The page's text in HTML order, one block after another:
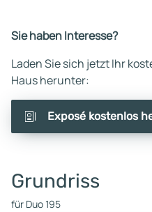
Sie haben Interesse?
Laden Sie sich jetzt Ihr
Haus herunter:
Exposé kostenlos
Grundriss
für Duo 195